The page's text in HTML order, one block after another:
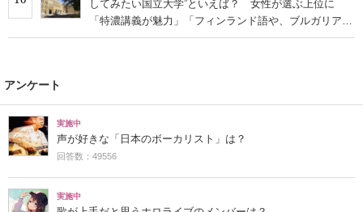
してみたい国立大学”といえば？ 女性が選ぶ上位に
「特濃講義が魅力」「フィンランド語や、ブルガリア語
なども学べる」の声
アンケート
実施中
声が好きな「日本のボーカリスト」は？
回答数：49556
実施中